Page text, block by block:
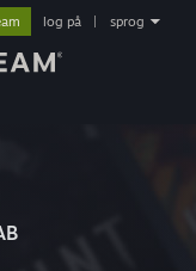
log på sprog